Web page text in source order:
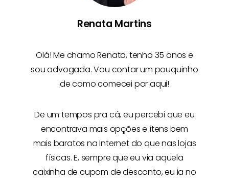
Renata Martins
Olá! Me chamoRenata, tenho 35 anos e
sou advogada. Vou contar um pouquinho
de como comecei por aqui!
De um tempos pra cá, eu percebi que eu
encontrava mais opções e ítens bem
mais baratos na Internetdo que nas lojas
físicas. E, sempre que eu via aquela
caixinha de cupom de desconto, eu ia no